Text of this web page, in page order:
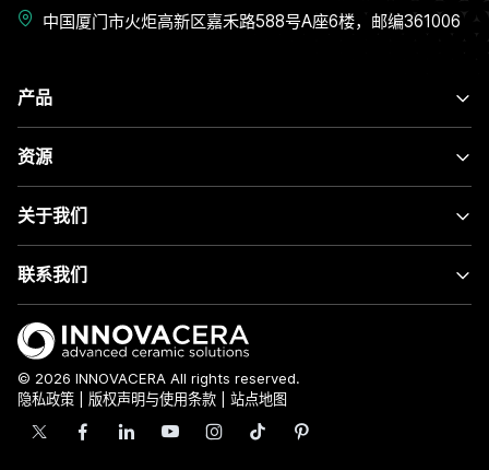
产品
资源
关于我们
联系我们
中国厦门市火炬高新区嘉禾路588号A座6楼，邮编361006
© 2026 INNOVACERA All rights reserved.
隐私政策
版权声明与使用条款 站点地图